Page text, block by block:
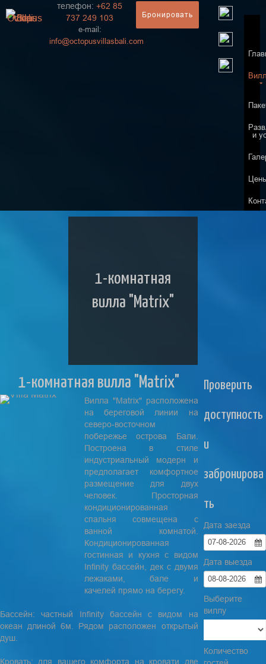
телефон:+62 85
737 249 103
e-mail:
info@octopusvillasbali.com
Бронировать
и
1-комнатная
вилла "Matrix"
1-комнатная вилла "Matrix"
Вилла "Matrix" расположена
на береговой линии на
северо-восточном
побережье острова Бали.
Построена в стиле
индустриальный модерн и
предполагает комфортное
размещение для двух
человек. Просторная
кондиционированная
спальня совмещена с
ванной комнатой.
Кондиционированная
гостинная и кухня с видом
Infinity бассейн, дек с двумя
лежаками, бале и
качелей прямо на берегу.
Бассейн: частный Infinity бассейн с видом на
океан длиной 6м. Рядом расположен открытый
душ.
Кровать: для вашего комфорта на кровати две
Проверить
доступность
и
забронирова
ть
Дата заезда
07-08-2026
Дата выезда
08-08-2026
Выберите
виллу
Количество